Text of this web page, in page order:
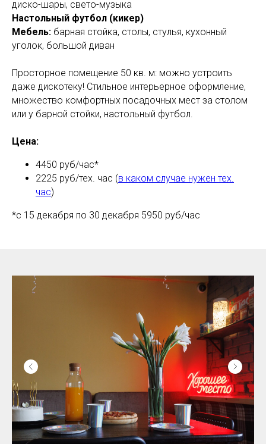
диско-шары, свето-музыка
Настольный футбол (кикер)
Мебель: барная стойка, столы, стулья, кухонный
уголок, большой диван
Просторное помещение 50 кв. м: можно устроить
даже дискотеку! Стильное интерьерное оформление,
множество комфортных посадочных мест за столом
или у барной стойки, настольный футбол.
Цена:
4450 руб/час*
2225 руб/тех. час (в каком случае нужен тех.
час)
*с 15 декабря по 30 декабря 5950 руб/час